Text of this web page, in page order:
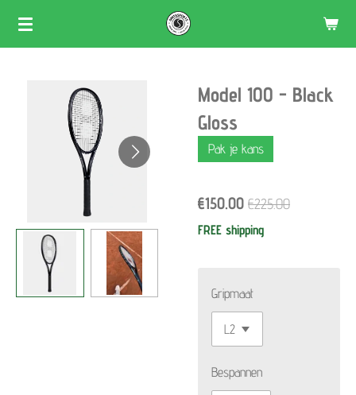
Skip
Model 100 - Black
Gloss
Pak je kans
€150.00 €225.00
FREE shipping
Gripmaat
Bespannen